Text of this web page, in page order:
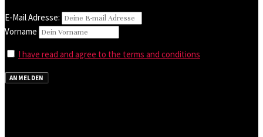
E-Mail Adresse:
Vorname
I have read and agree to the terms and conditions
ANMELDEN